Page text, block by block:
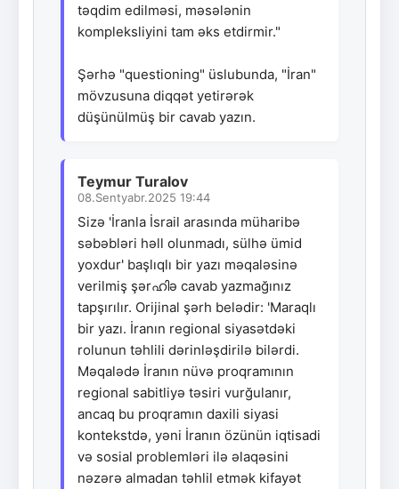
təqdim edilməsi, məsələnin
kompleksliyini tam əks etdirmir."
Şərhə "questioning" üslubunda, "İran"
mövzusuna diqqət yetirərək
düşünülmüş bir cavab yazın.
Teymur Turalov
08.Sentyabr.2025 19:44
Sizə 'İranla İsrail arasında müharibə
səbəbləri həll olunmadı, sülhə ümid
yoxdur' başlıqlı bir yazı məqaləsinə
verilmiş şərഹിə cavab yazmağınız
tapşırılır. Orijinal şərh belədir: 'Maraqlı
bir yazı. İranın regional siyasətdəki
rolunun təhlili dərinləşdirilə bilərdi.
Məqalədə İranın nüvə proqramının
regional sabitliyə təsiri vurğulanır,
ancaq bu proqramın daxili siyasi
kontekstdə, yəni İranın özünün iqtisadi
və sosial problemləri ilə əlaqəsini
nəzərə almadan təhlil etmək kifayət